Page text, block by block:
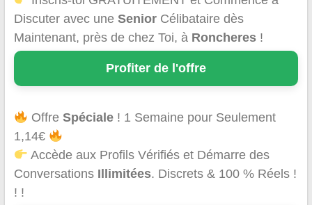
Discuter avec une SeniorCélibataire dès
Maintenant, près de chez Toi, à Roncheres!
Profiter de l'offre
OffreSpéciale ! 1 Semaine pour Seulement
1,14€
Accède aux Profils Vérifiés et Démarre des
Conversations Illimitées. Discrets & 100 % Réels !
! !